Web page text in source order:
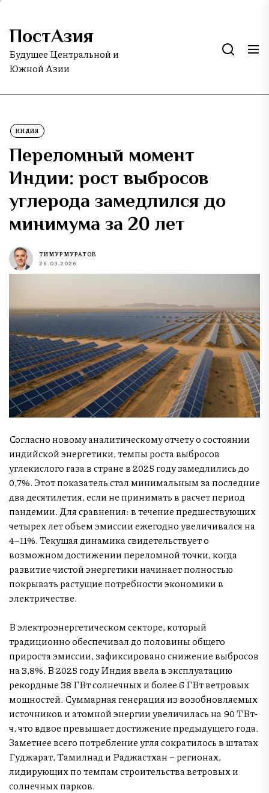
Skip
the
content
ПостАзия
Будущее Центральной и
Южной Азии
ИНДИЯ
Переломный момент
Индии: рост выбросов
углерода замедлился до
минимума за 20 лет
ТИМУР МУРАТОВ
26.03.2026
Согласно новому аналитическому отчету о состоянии
индийской энергетики, темпы роста выбросов
углекислого газа в стране в 2025 году замедлились до
0,7%. Этот показатель стал минимальным за последние
два десятилетия, если не принимать в расчет период
пандемии. Для сравнения: в течение предшествующих
четырех лет объем эмиссии ежегодно увеличивался на
4–11%. Текущая динамика свидетельствует о
возможном достижении переломной точки, когда
развитие чистой энергетики начинает полностью
покрывать растущие потребности экономики в
электричестве.
В электроэнергетическом секторе, который
традиционно обеспечивал до половины общего
прироста эмиссии, зафиксировано снижение выбросов
на 3,8%. В 2025 году Индия ввела в эксплуатацию
рекордные 38 ГВт солнечных и более 6 ГВт ветровых
мощностей. Суммарная генерация из возобновляемых
источников и атомной энергии увеличилась на 90 ТВт-
ч, что вдвое превышает достижение предыдущего года.
Заметнее всего потребление угля сократилось в штатах
Гуджарат, Тамилнад и Раджастхан – регионах,
лидирующих по темпам строительства ветровых и
солнечных парков.